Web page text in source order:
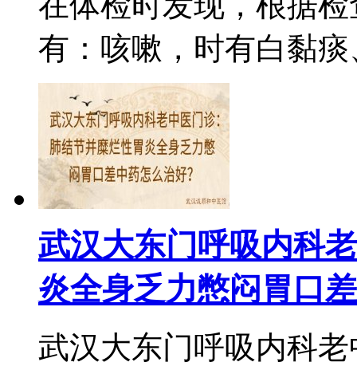
有：咳嗽，时有白黏痰
武汉大东门呼吸内科
炎全身乏力憋闷胃口差
武汉大东门呼吸内科